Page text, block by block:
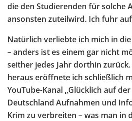
die den Studierenden für solche
ansonsten zuteilwird. Ich fuhr
Natürlich verliebte ich mich in
– anders ist es einem gar nicht
seither jedes Jahr dorthin
heraus eröffnete ich schließlich
YouTube-Kanal „Glücklich auf
Deutschland Aufnahmen und
Krim zu verbreiten – was man in